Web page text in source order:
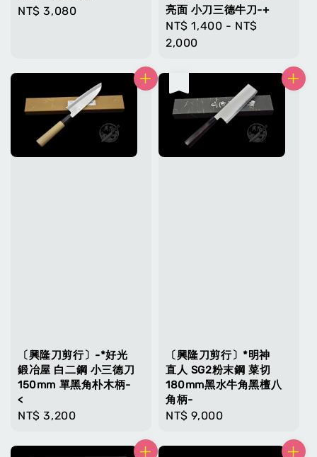
Regular
NT$ 3,080
亮面 小刀三德牛刀-+
Regular
price
NT$ 1,400 - NT$
2,000
〔興隆刀剪行〕-*好光
鍛冶屋 白二鋼 小三德刀
150mm 單黑角朴木柄-
<
Regular
NT$ 3,200
〔興隆刀剪行〕*明神
直人 SG2粉末鋼 菜切
180mm黑水牛角黑檀八
角柄-
Regular
NT$ 9,000